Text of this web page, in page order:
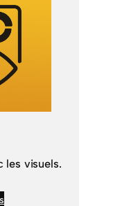
les visuels.